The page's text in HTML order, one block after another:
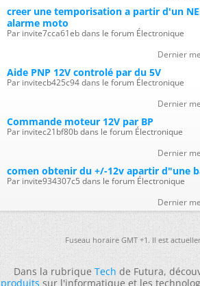
creer une temporisation a partir d'un
alarme moto
Par invite7cca61eb dans le forum Électronique
Dernier
Aide PNP 12V controlé par du 5V
Par invitecb425c94 dans le forum Électronique
Dernier
Commande moteur 12V par BP
Par invitec21bf80b dans le forum Électronique
Dernier
comen obtenir du +/-12v apartir d"une
Par invite934307c5 dans le forum Électronique
Dernier
Fuseau horaire GMT +1. Il est
Dans la rubriqueTechde Futura,
produitssur l'informatique et les